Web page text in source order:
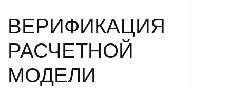
ВЕРИФИКАЦИЯ
РАСЧЕТНОЙ
МОДЕЛИ